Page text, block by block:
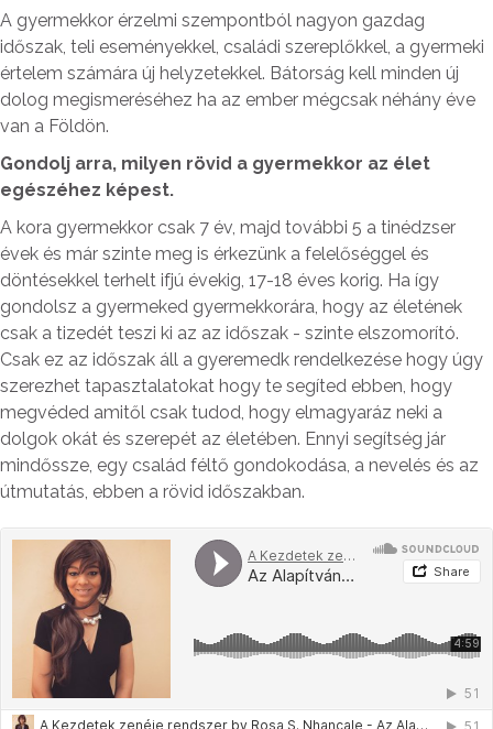
A gyermekkor érzelmi szempontból nagyon gazdag
időszak, teli eseményekkel, családi szereplőkkel, a gyermeki
értelem számára új helyzetekkel. Bátorság kell minden új
dolog megismeréséhez ha az ember mégcsak néhány éve
van a Földön.
Gondolj arra, milyen rövid a gyermekkor az élet
egészéhez képest.
A kora gyermekkor csak 7 év, majd további 5 a tinédzser
évek és már szinte meg is érkezünk a felelőséggel és
döntésekkel terhelt ifjú évekig, 17-18 éves korig. Ha így
gondolsz a gyermeked gyermekkorára, hogy az életének
csak a tizedét teszi ki az az időszak - szinte elszomorító.
Csak ez az időszak áll a gyeremedk rendelkezése hogy úgy
szerezhet tapasztalatokat hogy te segíted ebben, hogy
megvéded amitől csak tudod, hogy elmagyaráz neki a
dolgok okát és szerepét az életében. Ennyi segítség jár
mindőssze, egy család féltő gondokodása, a nevelés és az
útmutatás, ebben a rövid időszakban.